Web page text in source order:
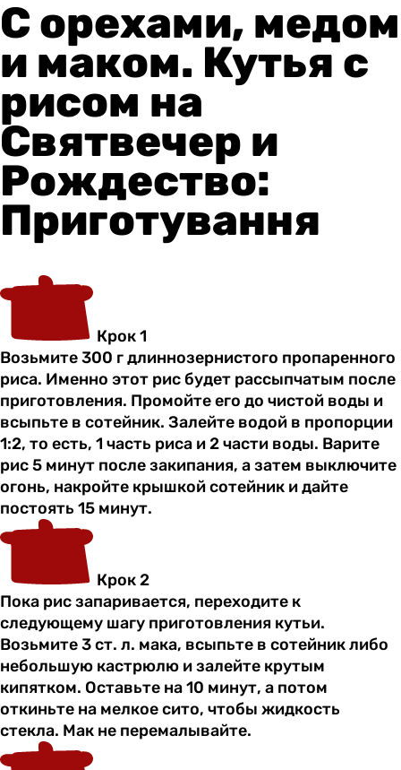
С орехами, медом
и маком. Кутья с
рисом на
Святвечер и
Рождество:
Приготування
Крок 1
Возьмите 300 г длиннозернистого пропаренного
риса. Именно этот рис будет рассыпчатым после
приготовления. Промойте его до чистой воды и
всыпьте в сотейник. Залейте водой в пропорции
1:2, то есть, 1 часть риса и 2 части воды. Варите
рис 5 минут после закипания, а затем выключите
огонь, накройте крышкой сотейник и дайте
постоять 15 минут.
Крок 2
Пока рис запаривается, переходите к
следующему шагу приготовления кутьи.
Возьмите 3 ст. л. мака, всыпьте в сотейник либо
небольшую кастрюлю и залейте крутым
кипятком. Оставьте на 10 минут, а потом
откиньте на мелкое сито, чтобы жидкость
стекла. Мак не перемалывайте.